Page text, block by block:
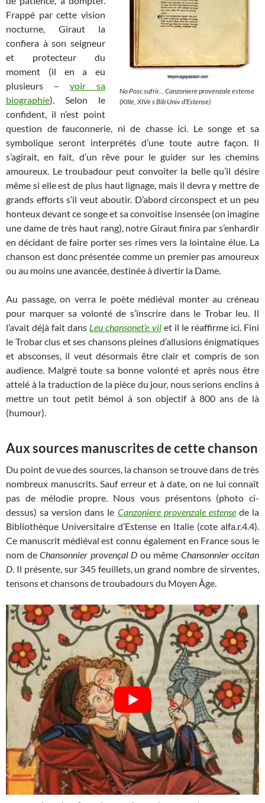
No Posc sufrir… Canzoniere provenzale estense
(XIIIe, XIVe s Bib Univ d’Estense)
Frappé par cette vision
nocturne, Giraut la
confiera à son seigneur
et protecteur du
moment (il en a eu
plusieurs – voir sa
biographie). Selon le
confident, il n’est point
question de fauconnerie, ni de chasse ici. Le songe et sa
symbolique seront interprétés d’une toute autre façon. Il
s’agirait, en fait, d’un rêve pour le guider sur les chemins
amoureux. Le troubadour peut convoiter la belle qu’il désire
même si elle est de plus haut lignage, mais il devra y mettre de
grands efforts s’il veut aboutir. D’abord circonspect et un peu
honteux devant ce songe et sa convoitise insensée (on imagine
une dame de très haut rang), notre Giraut finira par s’enhardir
en décidant de faire porter ses rimes vers la lointaine élue. La
chanson est donc présentée comme un premier pas amoureux
ou au moins une avancée, destinée à divertir la Dame.
Au passage, on verra le poète médiéval monter au créneau
pour marquer sa volonté de s’inscrire dans le Trobar leu. Il
l’avait déjà fait dans Leu chansonet’e vilet il le réaffirme ici. Fini
le Trobar clus et ses chansons pleines d’allusions énigmatiques
et absconses, il veut désormais être clair et compris de son
audience. Malgré toute sa bonne volonté et après nous être
attelé à la traduction de la pièce du jour, nous serions enclins à
mettre un tout petit bémol à son objectif à 800 ans de là
(humour).
Aux sources manuscrites de cette chanson
Du point de vue des sources, la chanson se trouve dans de très
nombreux manuscrits. Sauf erreur et à date, on ne lui connaît
pas de mélodie propre. Nous vous présentons (photo ci-
dessus) sa version dans le Canzoniere provenzale estensede la
Bibliothèque Universitaire d’Estense en Italie (cote alfa.r.4.4).
Ce manuscrit médiéval est connu également en France sous le
nom de Chansonnier provençal D ou même Chansonnier occitan
D. Il présente, sur 345 feuillets, un grand nombre de sirventes,
tensons et chansons de troubadours du Moyen Âge.